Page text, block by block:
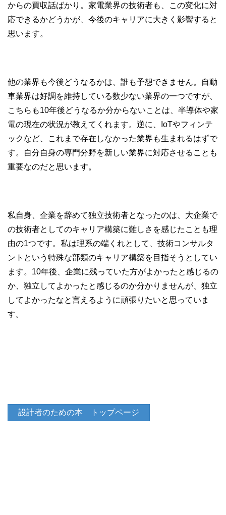
からの買収話ばかり。家電業界の技術者も、この変化に対
応できるかどうかが、今後のキャリアに大きく影響すると
思います。
他の業界も今後どうなるかは、誰も予想できません。自動
車業界は好調を維持している数少ない業界の一つですが、
こちらも10年後どうなるか分からないことは、半導体や家
電の現在の状況が教えてくれます。逆に、IoTやフィンテ
ックなど、これまで存在しなかった業界も生まれるはずで
す。自分自身の専門分野を新しい業界に対応させることも
重要なのだと思います。
私自身、企業を辞めて独立技術者となったのは、大企業で
の技術者としてのキャリア構築に難しさを感じたことも理
由の1つです。私は理系の端くれとして、技術コンサルタ
ントという特殊な部類のキャリア構築を目指そうとしてい
ます。10年後、企業に残っていた方がよかったと感じるの
か、独立してよかったと感じるのか分かりませんが、独立
してよかったなと言えるように頑張りたいと思っていま
す。
設計者のための本 トップページ